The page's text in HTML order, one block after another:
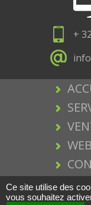
+
Ce site utilise des
vous souhaitez